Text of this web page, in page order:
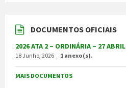
DOCUMENTOS OFICIAIS
2026 ATA 2 – ORDINÁRIA – 27 ABRIL
18 Junho, 2026 1 anexo(s).
MAIS DOCUMENTOS